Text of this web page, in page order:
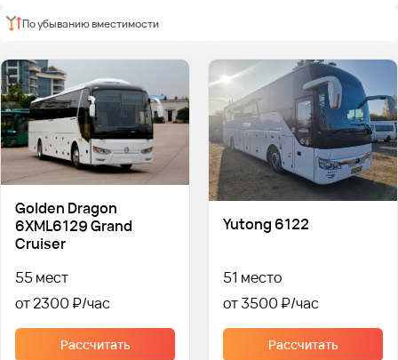
По убыванию вместимости
Golden Dragon
6XML6129 Grand
Cruiser
55 мест
от 2300 ₽
Рассчитать
Yutong 6122
51 место
от 3500 ₽
Рассчитать